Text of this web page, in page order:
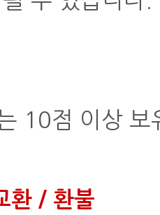
10점 이상
환 / 환불